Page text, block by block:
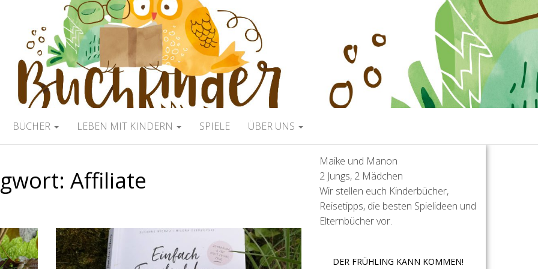
BÜCHER LEBEN MIT KINDERN SPIELE ÜBER UNS
Affiliate
Maike und Manon
2 Jungs, 2 Mädchen
Wir stellen euch Kinderbücher,
Reisetipps, die besten Spielideen und
Elternbücher vor.
DER FRÜHLING KANN KOMMEN!